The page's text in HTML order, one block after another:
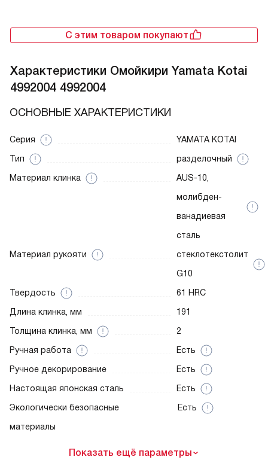
С этим товаром покупают
Характеристики Омойкири Yamata Kotai
4992004 4992004
ОСНОВНЫЕ ХАРАКТЕРИСТИКИ
Серия
YAMATA KOTAI
Тип
разделочный
Материал клинка
AUS-10,
молибден-
ванадиевая
сталь
Материал рукояти
стеклотекстолит
G10
Твердость
61 HRC
Длина клинка, мм
191
Толщина клинка, мм
2
Ручная работа
Есть
Ручное декорирование
Есть
Настоящая японская сталь
Есть
Экологически безопасные
материалы
Есть
Показать ещё параметры